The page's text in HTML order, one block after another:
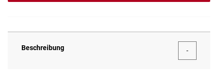
Beschreibung